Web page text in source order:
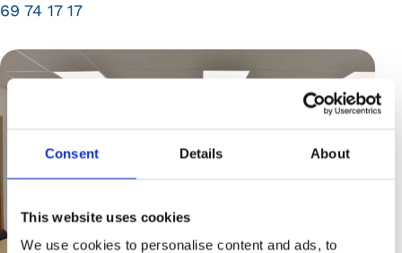
Consent Details About
This website uses cookies
We use cookies to personalise content and ads, to
69 74 17 17